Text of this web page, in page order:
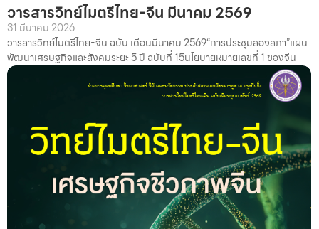
วารสารวิทย์ไมตรีไทย-จีน มีนาคม 2569
31 มีนาคม 2026
วารสารวิทย์ไมตรีไทย-จีน ฉบับ เดือนมีนาคม 2569“การประชุมสองสภา”แผน
พัฒนาเศรษฐกิจและสังคมระยะ 5 ปี ฉบับที่ 15นโยบายหมายเลขที่ 1 ของจีน